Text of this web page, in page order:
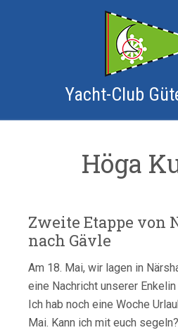
Yacht-Club
Höga
Zweite Etappe von
nach Gävle
Am 18. Mai, wir lagen in
eine Nachricht unserer
Ich hab noch eine Woche
Mai. Kann ich mit euch